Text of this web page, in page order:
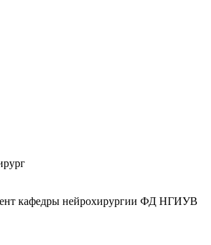
кафедры нейрохирургии ФД НГИУВ